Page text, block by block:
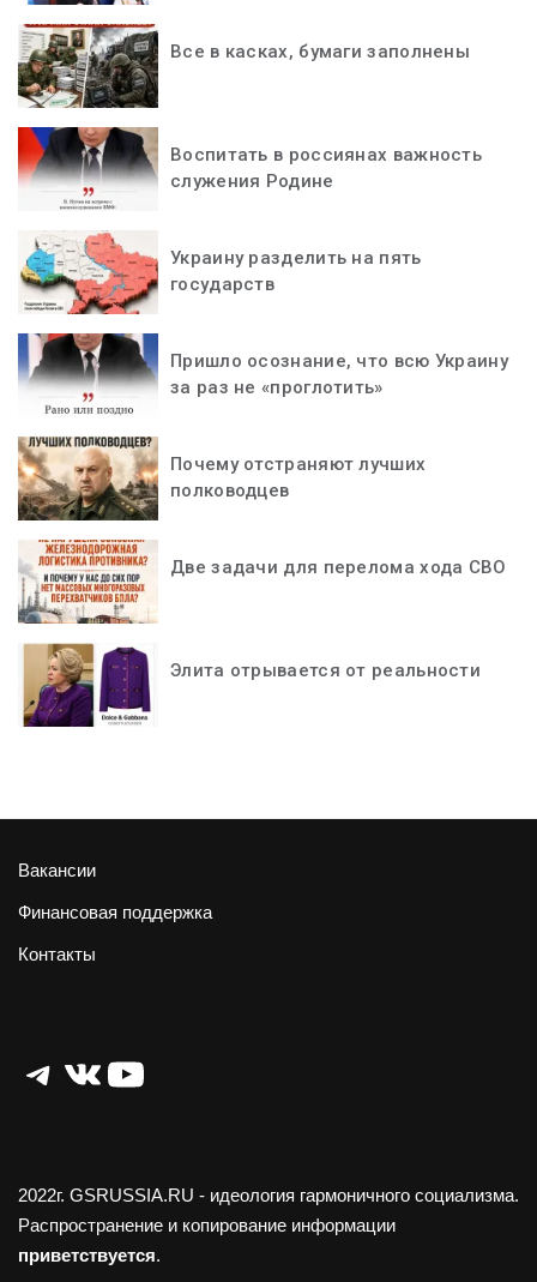
Все в касках, бумаги заполнены
Воспитать в россиянах важность
служения Родине
Украину разделить на пять
государств
Пришло осознание, что всю Украину
за раз не «проглотить»
Почему отстраняют лучших
полководцев
Две задачи для перелома хода СВО
Элита отрывается от реальности
Вакансии
Финансовая поддержка
Контакты
Telegram
ВКонтакте
YouTube
2022г. GSRUSSIA.RU - идеология гармоничного социализма.
Распространение и копирование информации
приветствуется.